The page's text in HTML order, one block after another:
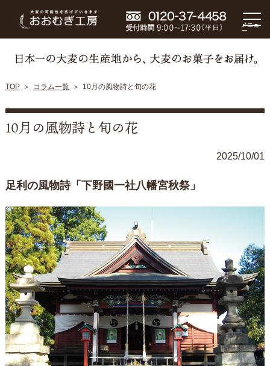
メニュ
ー
TOP コラム一覧 10月の風物詩と旬の花
10月の風物詩と旬の花
2025/10/01
足利の風物詩「下野國一社八幡宮秋祭」